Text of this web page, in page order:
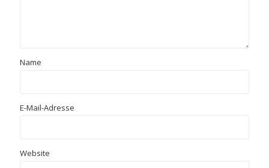
Name
E-Mail-Adresse
Website